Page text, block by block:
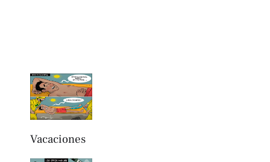
Vacaciones